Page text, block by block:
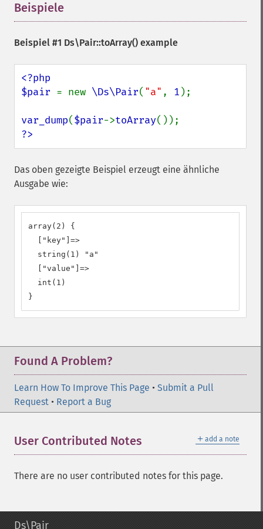
Beispiele
Beispiel #1 Ds\Pair::toArray() example
<?php
$pair = new \Ds\Pair( "a" , 1 );
var_dump($pair->toArray
?>
Das oben gezeigte Beispiel erzeugt eine ähnliche
Ausgabe wie:
array(2) {
  ["key"]=>
  string(1) "a"
  ["value"]=>
  int(1)
}
Found A Problem?
Learn How To Improve This Page • Submit a Pull
Request • Report a Bug
＋ add a note
User Contributed Notes
There are no user contributed notes for this page.
Ds\Pair